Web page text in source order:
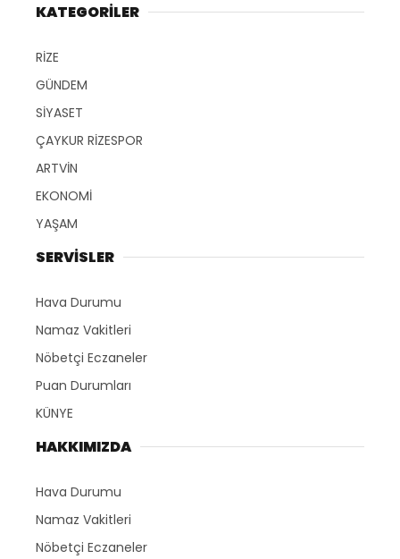
KATEGORİLER
RİZE
GÜNDEM
SİYASET
ÇAYKUR RİZESPOR
ARTVİN
EKONOMİ
YAŞAM
SERVİSLER
Hava Durumu
Namaz Vakitleri
Nöbetçi Eczaneler
Puan Durumları
KÜNYE
HAKKIMIZDA
Hava Durumu
Namaz Vakitleri
Nöbetçi Eczaneler